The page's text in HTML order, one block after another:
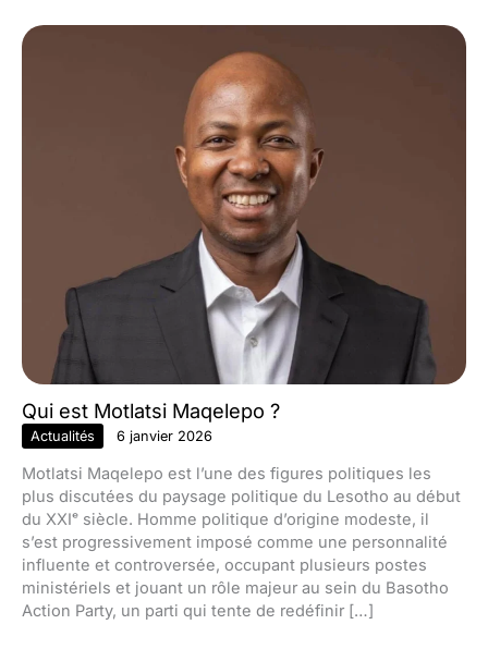
Qui est Motlatsi Maqelepo ?
Actualités 6 janvier 2026
Motlatsi Maqelepo est l’une des figures politiques les
plus discutées du paysage politique du Lesotho au début
du XXIᵉ siècle. Homme politique d’origine modeste, il
s’est progressivement imposé comme une personnalité
influente et controversée, occupant plusieurs postes
ministériels et jouant un rôle majeur au sein du Basotho
Action Party, un parti qui tente de redéfinir […]